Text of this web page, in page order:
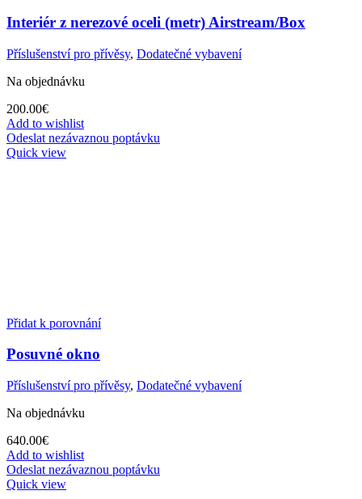
Interiér z nerezové oceli (metr) Airstream/Box
Příslušenství pro přívěsy, Dodatečné vybavení
Na objednávku
200.00€
Add to wishlist
Odeslat nezávaznou poptávku
Quick view
Přidat k porovnání
Posuvné okno
Příslušenství pro přívěsy, Dodatečné vybavení
Na objednávku
640.00€
Add to wishlist
Odeslat nezávaznou poptávku
Quick view